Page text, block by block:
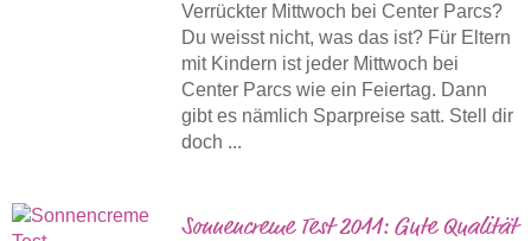
Verrückter Mittwoch bei Center Parcs?
Du weisst nicht, was das ist? Für Eltern
mit Kindern ist jeder Mittwoch bei
Center Parcs wie ein Feiertag. Dann
gibt es nämlich Sparpreise satt. Stell dir
doch ...
Sonnencreme Test 2011: Gute Qualität